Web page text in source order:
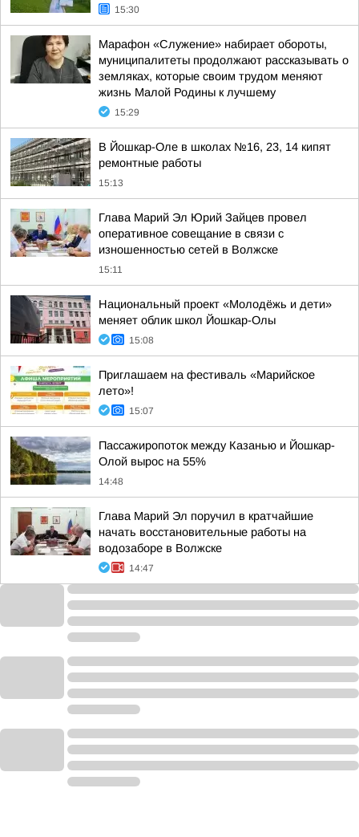
15:30
Марафон «Служение» набирает обороты,
муниципалитеты продолжают рассказывать о
земляках, которые своим трудом меняют
жизнь Малой Родины к лучшему
15:29
В Йошкар-Оле в школах №16, 23, 14 кипят
ремонтные работы
15:13
Глава Марий Эл Юрий Зайцев провел
оперативное совещание в связи с
изношенностью сетей в Волжске
15:11
Национальный проект «Молодёжь и дети»
меняет облик школ Йошкар-Олы
15:08
Приглашаем на фестиваль «Марийское
лето»!
15:07
Пассажиропоток между Казанью и Йошкар-
Олой вырос на 55%
14:48
Глава Марий Эл поручил в кратчайшие
начать восстановительные работы на
водозаборе в Волжске
14:47